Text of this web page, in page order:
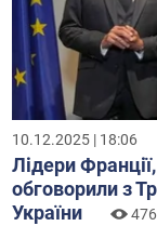
10.12.2025 | 18:06
Лідери
обговорили з
України
476